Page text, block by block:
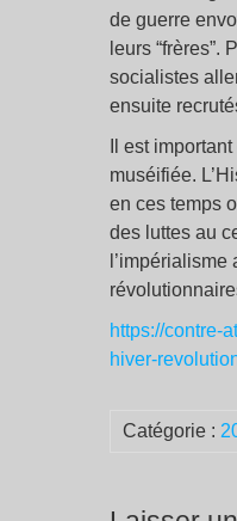
de guerre
leurs
socialistes
ensuite
Il est
muséifiée.
en ces temps
des luttes au
https://contre-
hiver-
Catégorie :